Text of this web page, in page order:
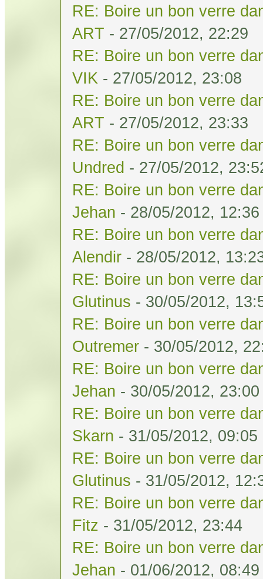
RE: Boire un bon verre
ART - 27/05/2012, 22:29
RE: Boire un bon verre
VIK - 27/05/2012, 23:08
RE: Boire un bon verre
ART - 27/05/2012, 23:33
RE: Boire un bon verre
Undred - 27/05/2012,
RE: Boire un bon verre
Jehan - 28/05/2012, 12:36
RE: Boire un bon verre
Alendir - 28/05/2012,
RE: Boire un bon verre
Glutinus - 30/05/2012,
RE: Boire un bon verre
Outremer - 30/05/2012,
RE: Boire un bon verre
Jehan - 30/05/2012, 23:00
RE: Boire un bon verre
Skarn - 31/05/2012, 09:05
RE: Boire un bon verre
Glutinus - 31/05/2012,
RE: Boire un bon verre
Fitz - 31/05/2012, 23:44
RE: Boire un bon verre
Jehan - 01/06/2012, 08:49